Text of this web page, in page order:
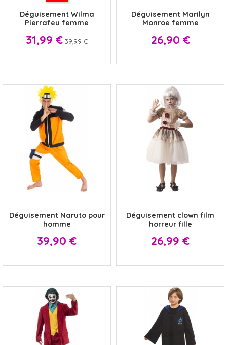
Déguisement Wilma
Pierrafeu femme
Prix
31,99 € 39,99 €
Déguisement Marilyn
Monroe femme
Prix
26,90 €
Déguisement Naruto pour
homme
Prix
39,90 €
Déguisement clown film
horreur fille
Prix
26,99 €